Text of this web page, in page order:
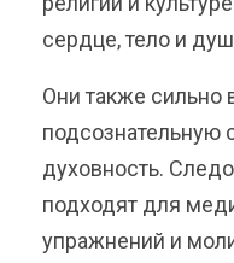
сердце, тело и
Они также сильно
подсознательную
духовность.
подходят для
упражнений и